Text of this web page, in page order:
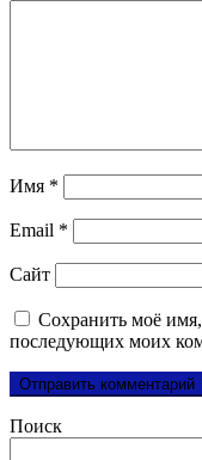
Имя *
Email *
Сайт
Сохранить моё имя,
последующих моих
Поиск